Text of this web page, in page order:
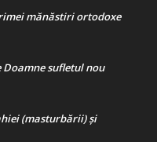
mănăstiri ortodoxe
Doamne sufletul nou
(masturbării) şi